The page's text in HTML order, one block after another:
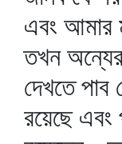
এবং আমার
তখন অন্যের
দেখতে পাব
রয়েছে এবং